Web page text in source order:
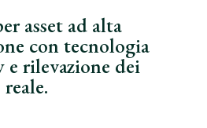
asset ad alta
con tecnologia
e rilevazione dei